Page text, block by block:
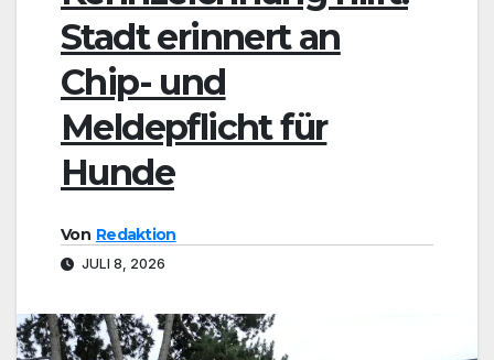
Stadt erinnert an
Chip- und
Meldepflicht für
Hunde
Von Redaktion
JULI 8, 2026